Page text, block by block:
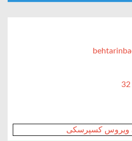
ویروس کسپرسکی